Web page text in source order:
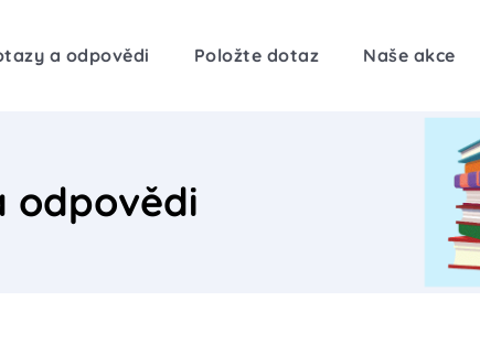
a odpovědi Položte dotaz Naše akce
odpovědi